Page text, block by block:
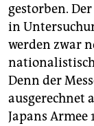
epaper login
gestorben.
in
werden zwar
Denn der
ausgerechnet
Japans Armee